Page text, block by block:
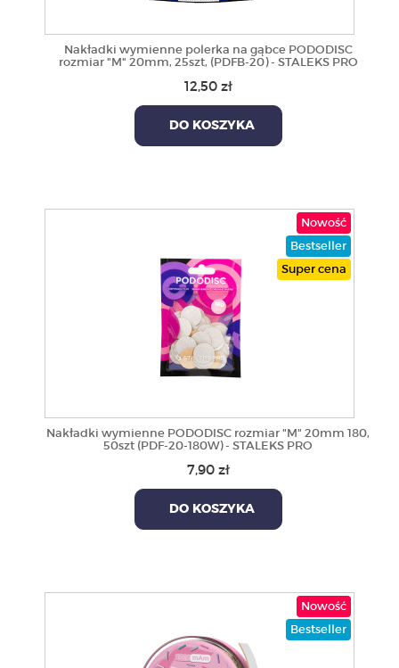
Nakładki wymienne polerka na gąbce PODODISC
rozmiar "M" 20mm, 25szt, (PDFB-20) - STALEKS PRO
12,50 zł
DO KOSZYKA
Nowość
Bestseller
Super cena
Nakładki wymienne PODODISC rozmiar "M" 20mm 180,
50szt (PDF-20-180W) - STALEKS PRO
7,90 zł
DO KOSZYKA
Nowość
Bestseller